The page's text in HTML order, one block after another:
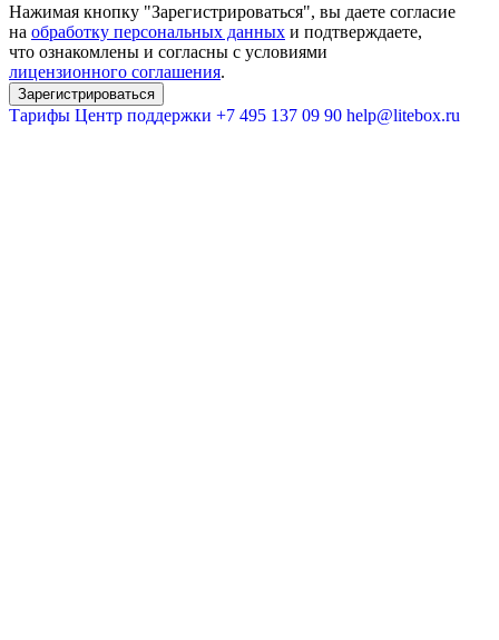
Нажимая кнопку "Зарегистрироваться", вы даете согласие
на обработку персональных данных и подтверждаете,
что ознакомлены и согласны с условиями
лицензионного соглашения.
Зарегистрироваться
Тарифы Центр поддержки +7 495 137 09 90 help@litebox.ru